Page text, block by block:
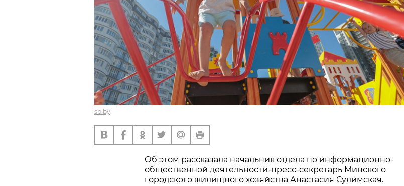
sb.by
Об этом рассказала начальник отдела по информационно-
общественной деятельности-пресс-секретарь Минского
городского жилищного хозяйства Анастасия Сулимская.